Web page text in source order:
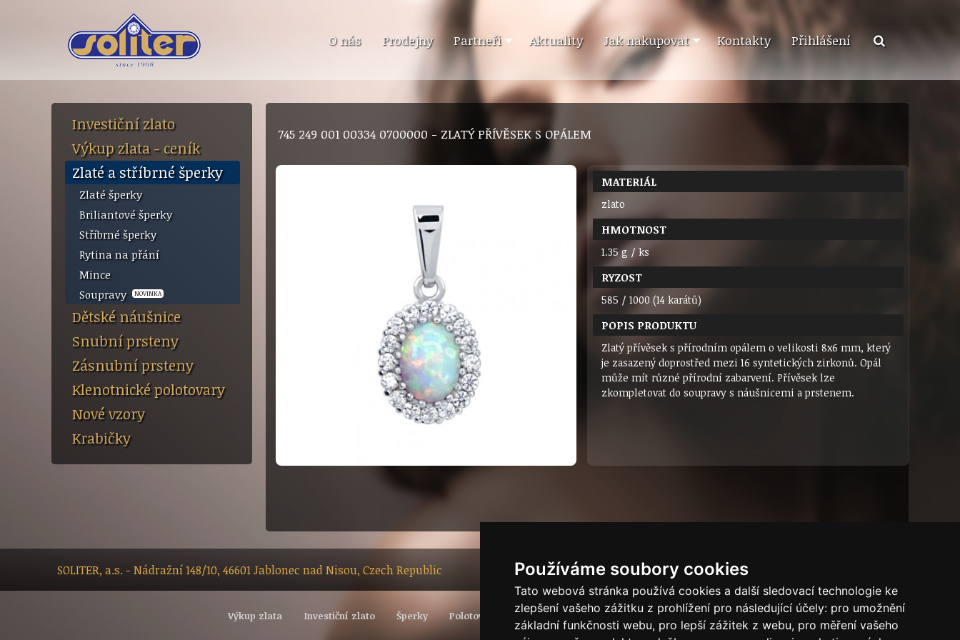
Používáme soubory cookies
Tato webová stránka používá cookies a další sledovací technologie ke
zlepšení vašeho zážitku z prohlížení pro následující účely: pro umožnění
základní funkčnosti webu, pro lepší zážitek z webu, pro měření vašeho
O nás Prodejny Partneři Aktuality Jak nakupovat Kontakty Přihlášení
Investiční zlato
Výkup zlata - ceník
Zlaté a stříbrné šperky
Zlaté šperky
Briliantové šperky
Stříbrné šperky
Rytina na přání
Mince
Soupravy
NOVINKA
Dětské náušnice
Snubní prsteny
Zásnubní prsteny
Klenotnické polotovary
Nové vzory
Krabičky
745 249 001 00334 0700000 - ZLATÝ PŘÍVĚSEK S OPÁLEM
MATERIÁL
zlato
HMOTNOST
1.35 g / ks
RYZOST
585 / 1000 (14 karátů)
POPIS PRODUKTU
Zlatý přívěsek s přírodním opálem o velikosti 8x6 mm, který
je zasazený doprostřed mezi 16 syntetických zirkonů. Opál
může mít různé přírodní zabarvení. Přívěsek lze
zkompletovat do soupravy s náušnicemi a prstenem.
SOLITER, a.s. - Nádražní 148/10, 46601 Jablonec nad Nisou, Czech Republic Dárkový certifikát
Výkup zlata Investiční zlato Šperky Polotovary Vývoj světové ceny zlata Puncovní značky